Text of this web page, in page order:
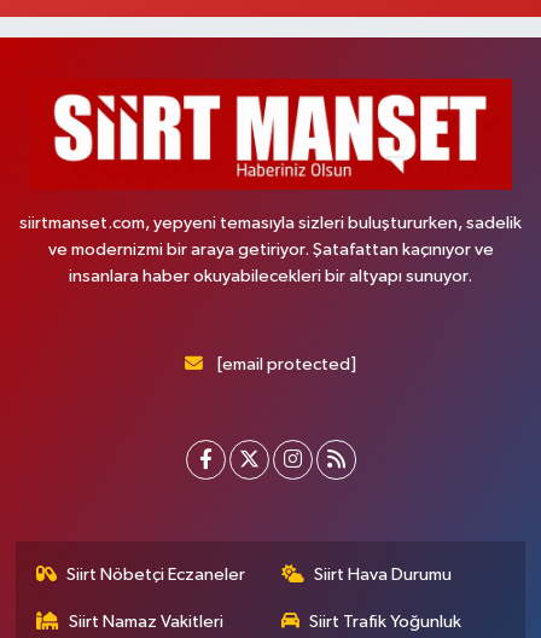
siirtmanset.com, yepyeni temasıyla sizleri buluştururken, sadelik
ve modernizmi bir araya getiriyor. Şatafattan kaçınıyor ve
insanlara haber okuyabilecekleri bir altyapı sunuyor.
[email protected]
Siirt Nöbetçi Eczaneler Siirt Hava Durumu
Siirt Namaz Vakitleri Siirt Trafik Yoğunluk